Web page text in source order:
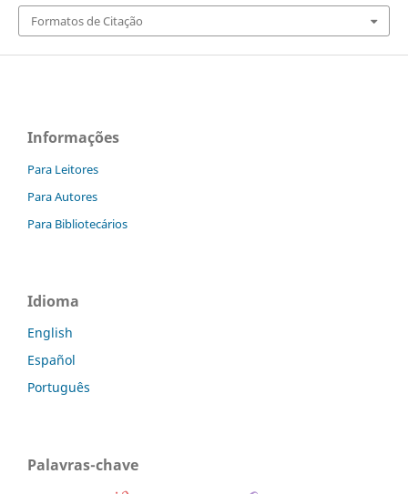
Formatos de Citação
Informações
Para Leitores
Para Autores
Para Bibliotecários
Idioma
English
Español
Português
Palavras-chave